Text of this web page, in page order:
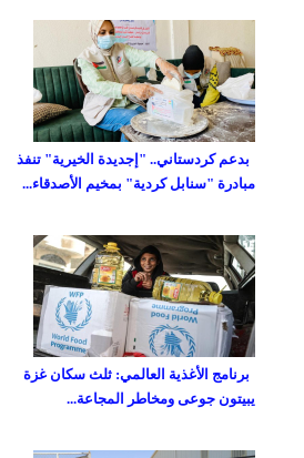
بدعم كردستاني.. "إجديدة الخيرية" تنفذ
مبادرة "سنابل كردية" بمخيم الأصدقاء...
برنامج الأغذية العالمي: ثلث سكان غزة
يبيتون جوعى ومخاطر المجاعة...